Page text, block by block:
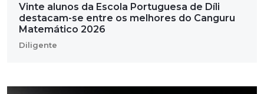
Vinte alunos da Escola Portuguesa de Díli
destacam-se entre os melhores do Canguru
Matemático 2026
Diligente